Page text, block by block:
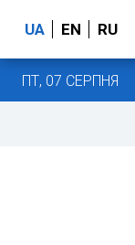
UA EN RU
ПТ, 07 СЕРПНЯ